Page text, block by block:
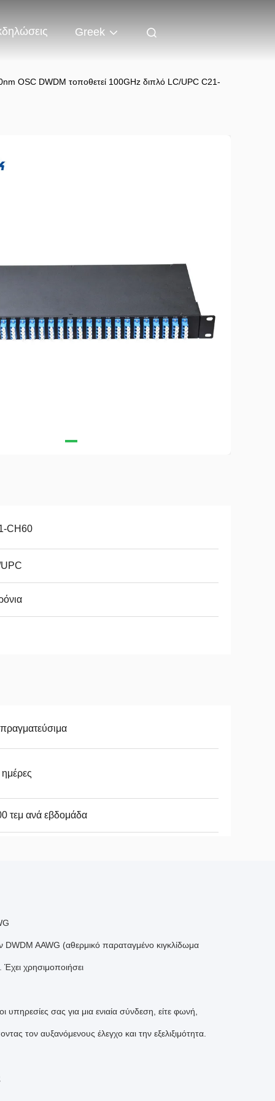
Greek
OSC DWDM τοποθετεί 100GHz διπλό LC/UPC C21-
CH60
τεμ ανά εβδομάδα
AAWG (αθερμικό παραταγμένο κιγκλίδωμα
χρησιμοποιήσει
σας για μια ενιαία σύνδεση, είτε φωνή,
τον αυξανόμενους έλεγχο και την εξελιξιμότητα.